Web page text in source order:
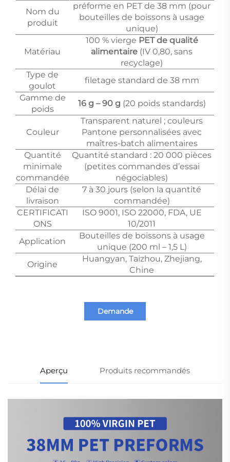
Nom du
produit
préforme en PET de 38 mm (pour
bouteilles de boissons à usage
unique)
Matériau
100 % vierge PET de qualité
alimentaire (IV 0,80, sans
recyclage)
Type de
goulot
filetage standard de 38 mm
Gamme de
poids
16 g – 90 g (20 poids standards)
Couleur
Transparent naturel ; couleurs
Pantone personnalisées avec
maîtres-batch alimentaires
Quantité
minimale
commandée
Quantité standard : 20 000 pièces
(petites commandes d’essai
négociables)
Délai de
livraison
7 à 30 jours (selon la quantité
commandée)
CERTIFICATI
ONS
ISO 9001, ISO 22000, FDA, UE
10/2011
Application
Bouteilles de boissons à usage
unique (200 ml – 1,5 L)
Origine
Huangyan, Taizhou, Zhejiang,
Chine
Demande
Aperçu Produits recommandés